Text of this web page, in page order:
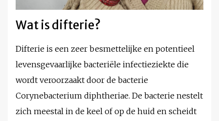
Wat is difterie?
Difterie is een zeer besmettelijke en potentieel
levensgevaarlijke bacteriële infectieziekte die
wordt veroorzaakt door de bacterie
Corynebacterium diphtheriae. De bacterie nestelt
zich meestal in de keel of op de huid en scheidt